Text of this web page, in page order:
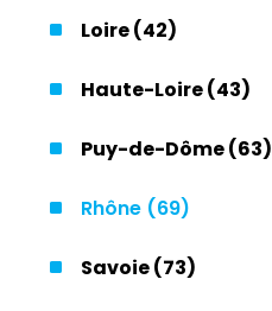
Loire (42)
Haute-Loire (43)
Puy-de-Dôme (63)
Rhône (69)
Savoie (73)